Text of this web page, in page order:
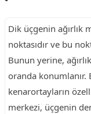
Dik üçgenin ağırlık
noktasıdır ve bu
Bunun yerine,
oranda konumlanır.
kenarortayların
merkezi, üçgenin